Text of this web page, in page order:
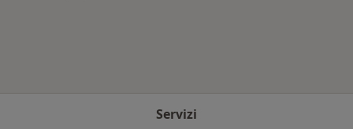
Servizi